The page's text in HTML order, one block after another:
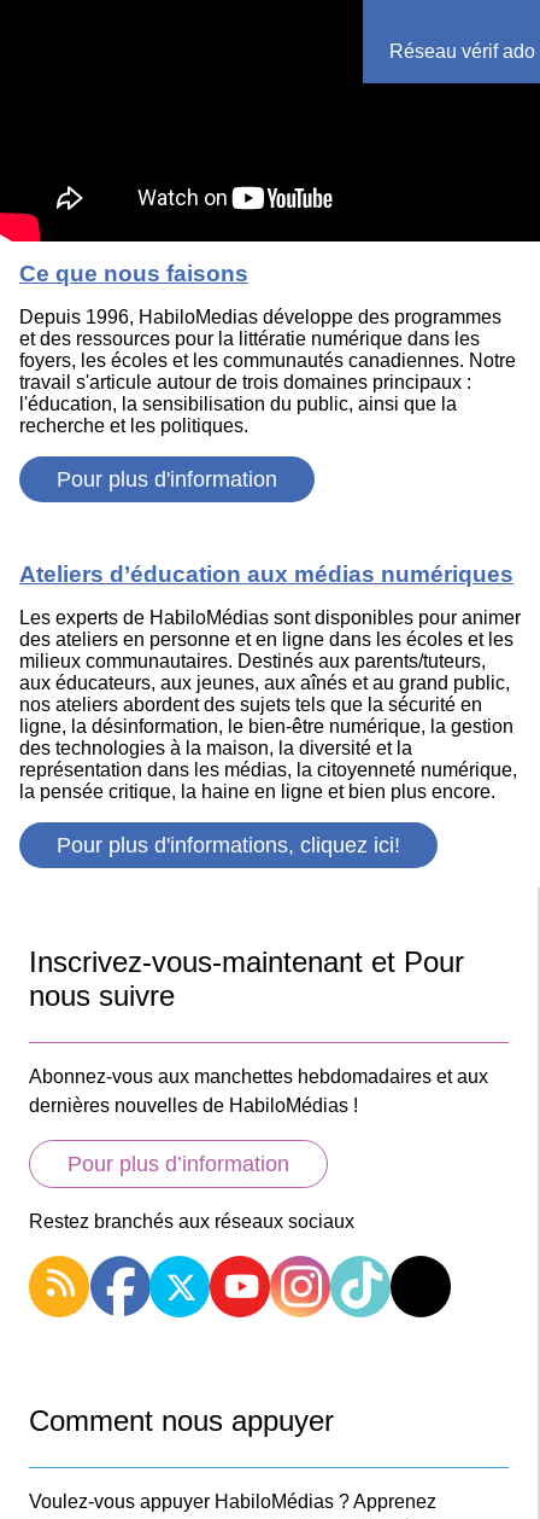
Réseau vérif ado
Ce que nous faisons
Depuis 1996, HabiloMedias développe des programmes
et des ressources pour la littératie numérique dans les
foyers, les écoles et les communautés canadiennes. Notre
travail s'articule autour de trois domaines principaux :
l'éducation, la sensibilisation du public, ainsi que la
recherche et les politiques.
Pour plus d'information
Ateliers d’éducation aux médias numériques
Les experts de HabiloMédias sont disponibles pour animer
des ateliers en personne et en ligne dans les écoles et les
milieux communautaires. Destinés aux parents/tuteurs,
aux éducateurs, aux jeunes, aux aînés et au grand public,
nos ateliers abordent des sujets tels que la sécurité en
ligne, la désinformation, le bien-être numérique, la gestion
des technologies à la maison, la diversité et la
représentation dans les médias, la citoyenneté numérique,
la pensée critique, la haine en ligne et bien plus encore.
Pour plus d'informations, cliquez ici!
Inscrivez-vous-maintenant et Pour
nous suivre
Abonnez-vous aux manchettes hebdomadaires et aux
dernières nouvelles de HabiloMédias !
Pour plus d’information
Restez branchés aux réseaux sociaux
Comment nous appuyer
Voulez-vous appuyer HabiloMédias ? Apprenez